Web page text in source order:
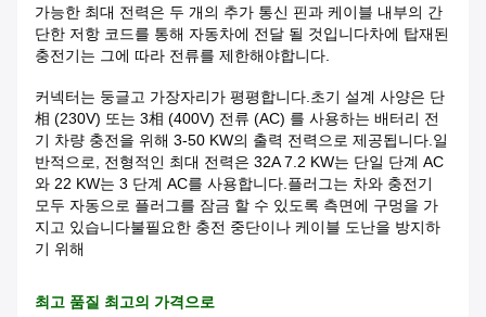
가능한 최대 전력은 두 개의 추가 통신 핀과 케이블 내부의 간
단한 저항 코드를 통해 자동차에 전달 될 것입니다차에 탑재된
충전기는 그에 따라 전류를 제한해야합니다.
커넥터는 둥글고 가장자리가 평평합니다.초기 설계 사양은 단
相 (230V) 또는 3相 (400V) 전류 (AC) 를 사용하는 배터리 전
기 차량 충전을 위해 3-50 KW의 출력 전력으로 제공됩니다.일
반적으로, 전형적인 최대 전력은 32A 7.2 KW는 단일 단계 AC
와 22 KW는 3 단계 AC를 사용합니다.플러그는 차와 충전기
모두 자동으로 플러그를 잠금 할 수 있도록 측면에 구멍을 가
지고 있습니다불필요한 충전 중단이나 케이블 도난을 방지하
기 위해
최고 품질 최고의 가격으로